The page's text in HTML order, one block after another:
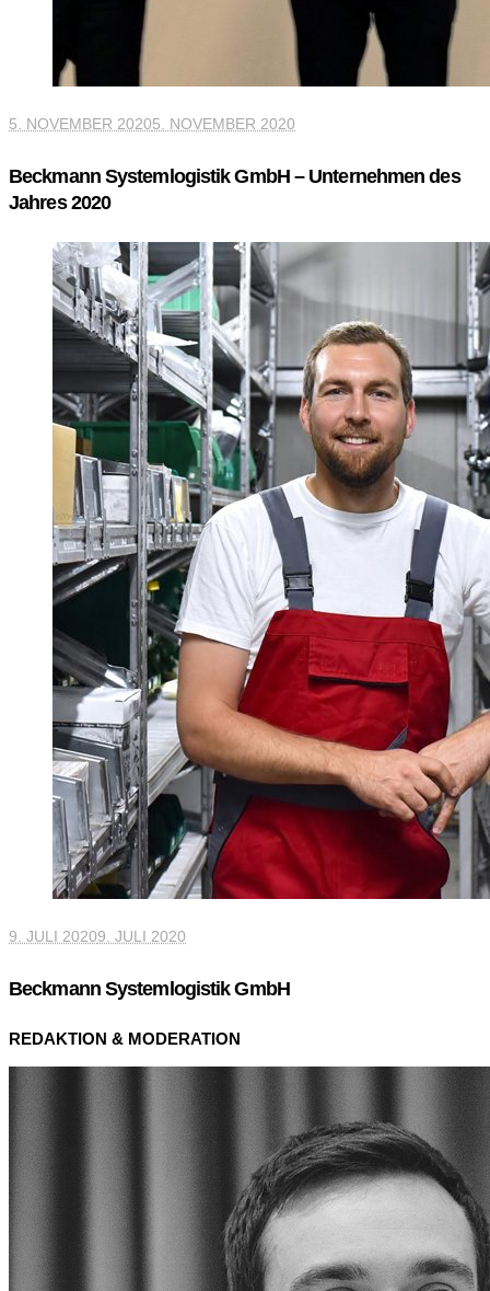
5. NOVEMBER 20205. NOVEMBER 2020
Beckmann Systemlogistik GmbH – Unternehmen des
Jahres 2020
9. JULI 20209. JULI 2020
Beckmann Systemlogistik GmbH
REDAKTION & MODERATION